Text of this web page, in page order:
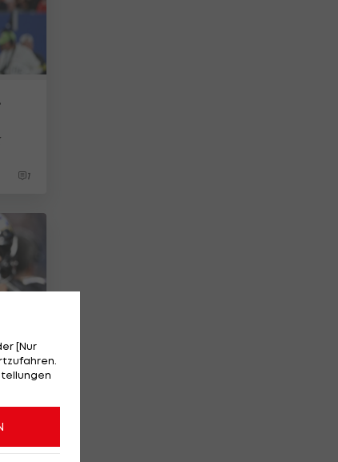
1
[Nur